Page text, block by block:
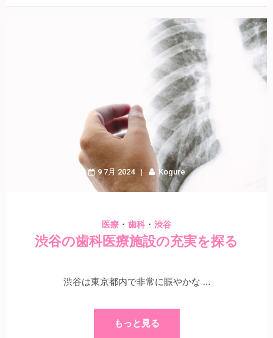
9 7月 2024 Kogure
医療 ・ 歯科 ・ 渋谷
渋谷の歯科医療施設の充実を探る
渋谷は東京都内で非常に賑やかな …
もっと見る